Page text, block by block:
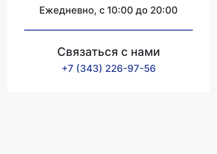
Ежедневно, с 10:00 до 20:00
Связаться с нами
+7 (343) 226-97-56